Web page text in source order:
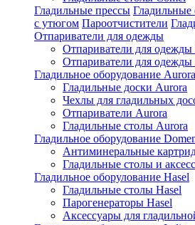
Гладильные прессы Гладильные
с утюгом Пароотчистители
Отпариватели для одежды
Отпариватели для одежды
Отпариватели для
Гладильное оборудование Aurora
Гладильные доски Aurora
Чехлы для гладильных
Отпариватели Aurora
Гладильные столы Aurora
Гладильное оборудование
Антиминеральные
Гладильные столы и
Гладильное оборулование Hasel
Гладильные столы Hasel
Парогенераторы Hasel
Аксессуары для